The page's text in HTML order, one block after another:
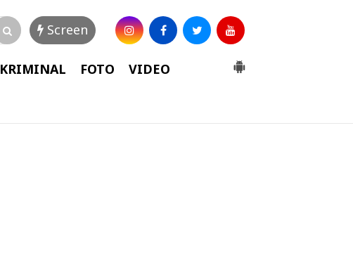
Screen
KRIMINAL FOTO VIDEO